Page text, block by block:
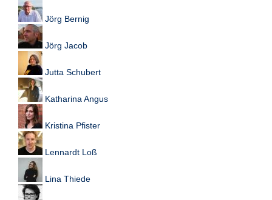
Jörg Bernig
Jörg Jacob
Jutta Schubert
Katharina Angus
Kristina Pfister
Lennardt Loß
Lina Thiede